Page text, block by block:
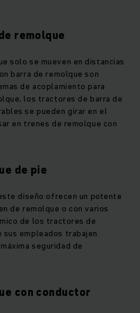
remolque
solo se mueven en distancias
barra de remolque son
de acoplamiento para
los tractores de barra de
se pueden girar en el
en trenes de remolque con
de pie
diseño ofrecen un potente
de remolque o con varios
de los tractores de
empleados trabajen
seguridad de
con conductor